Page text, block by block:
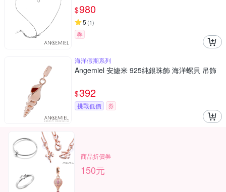
$980
5 (1)
券
海洋假期系列
Angemiel 安婕米 925純銀珠飾 海洋螺貝 吊飾
$392
挑戰低價 券
商品折價券
150元